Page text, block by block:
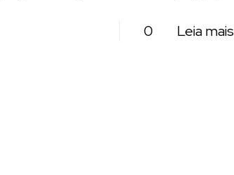
0 Leia mais